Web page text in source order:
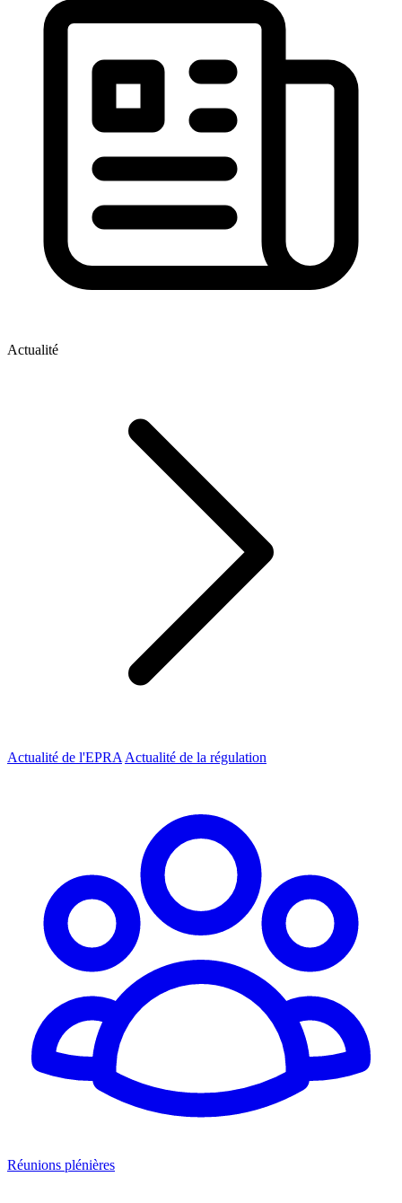
Actualité
Actualité de l'EPRA Actualité de la régulation
Réunions plénières